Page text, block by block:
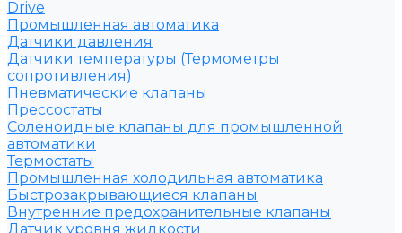
Drive
Промышленная автоматика
Датчики давления
Датчики температуры (Термометры
сопротивления)
Пневматические клапаны
Прессостаты
Соленоидные клапаны для промышленной
автоматики
Термостаты
Промышленная холодильная автоматика
Быстрозакрывающиеся клапаны
Внутренние предохранительные клапаны
Датчик уровня жидкости